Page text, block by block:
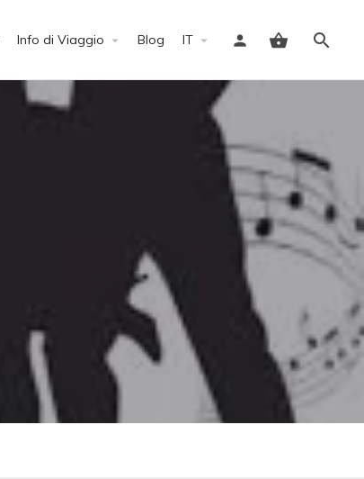
Info di Viaggio Blog IT
Accedi